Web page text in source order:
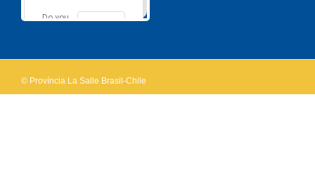
Do you
OK
© Província La Salle Brasil-Chile